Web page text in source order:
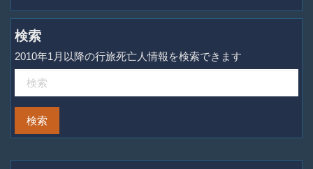
検索
2010年1月以降の行旅死亡人情報を検索できます